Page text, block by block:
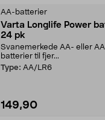
AA-batterier
Varta Longlife Power
24 pk
Svanemerkede AA- eller
batterier til fjer...
Type: AA/LR6
149,90